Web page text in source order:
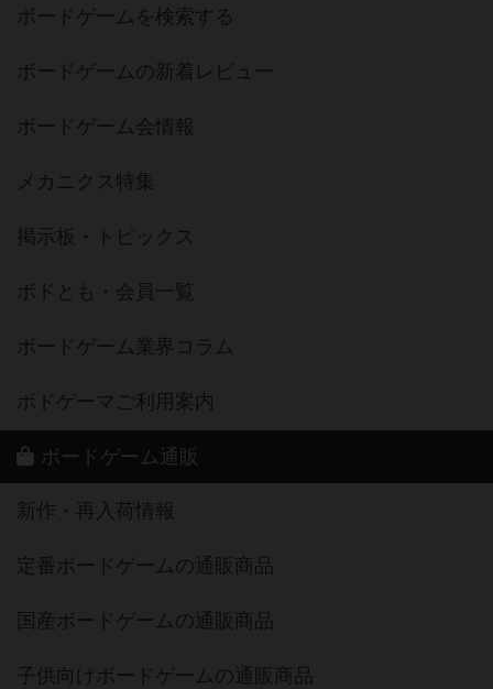
ボードゲームを検索する
ボードゲームの新着レビュー
ボードゲーム会情報
メカニクス特集
掲示板・トピックス
ボドとも・会員一覧
ボードゲーム業界コラム
ボドゲーマご利用案内
ボードゲーム通販
新作・再入荷情報
定番ボードゲームの通販商品
国産ボードゲームの通販商品
子供向けボードゲームの通販商品